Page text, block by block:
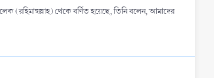
(রহিমাহুল্লাহ) থেকে বর্ণিত হয়েছে, তিনি বলেন, আমাদের